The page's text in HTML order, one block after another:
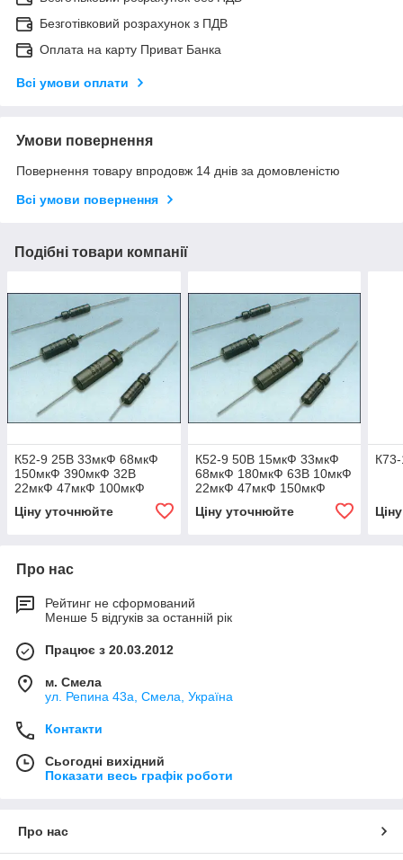
Безготівковий розрахунок з ПДВ
Оплата на карту Приват Банка
Всі умови оплати
Умови повернення
Повернення товару впродовж 14 днів за домовленістю
Всі умови повернення
Подібні товари компанії
К52-9 25В 33мкФ 68мкФ
150мкФ 390мкФ 32В
22мкФ 47мкФ 100мкФ
Ціну уточнюйте
К52-9 50В 15мкФ 33мкФ
68мкФ 180мкФ 63В 10мкФ
22мкФ 47мкФ 150мкФ
Ціну уточнюйте
Про нас
Рейтинг не сформований
Менше 5 відгуків за останній рік
Працює з 20.03.2012
м. Смела
ул. Репина 43а, Смела, Україна
Контакти
Сьогодні вихідний
Показати весь графік роботи
Про нас